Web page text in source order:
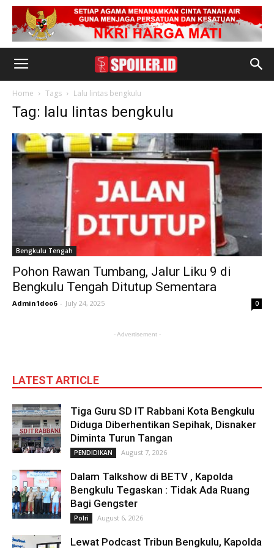
Home Tags Lalu lintas bengkulu
Tag: lalu lintas bengkulu
Bengkulu Tengah
Pohon Rawan Tumbang, Jalur Liku 9 di
Bengkulu Tengah Ditutup Sementara
Admin1doo6 - July 24, 2025 0
- Advertisement -
LATEST ARTICLE
Tiga Guru SD IT Rabbani Kota Bengkulu
Diduga Diberhentikan Sepihak, Disnaker
Diminta Turun Tangan
PENDIDIKAN August 7, 2026
Dalam Talkshow di BETV , Kapolda
Bengkulu Tegaskan : Tidak Ada Ruang
Bagi Gengster
Polri August 6, 2026
Lewat Podcast Tribun Bengkulu, Kapolda